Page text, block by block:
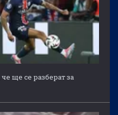
ще се разберат за